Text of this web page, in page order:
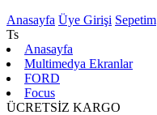
Anasayfa Üye Girişi Sepetim
Ts
Anasayfa
Multimedya Ekranlar
FORD
Focus
ÜCRETSİZ KARGO